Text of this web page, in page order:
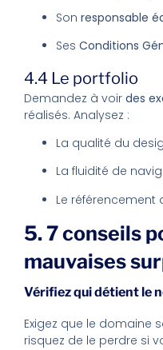
Son responsable
Ses Conditions
4.4 Le portfolio
Demandez à voir des
réalisés. Analysez :
La qualité du
La fluidité de
Le référencement
5. 7 conseils
mauvaises
Vérifiez qui détient le
Exigez que le domaine
risquez de le perdre si